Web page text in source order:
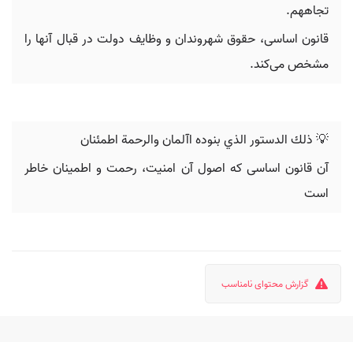
تجاههم.
قانون اساسی، حقوق شهروندان و وظایف دولت در قبال آنها را
مشخص می‌کند.
💡 ‬ذلك الدستور الذي‬ ‫بنوده اآلمان والرحمة اطمئنان‪
آن قانون اساسی که اصول آن امنیت، رحمت و اطمینان خاطر
است
گزارش محتوای نامناسب